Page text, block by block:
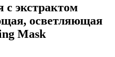
с экстрактом
осветляющая
Mask